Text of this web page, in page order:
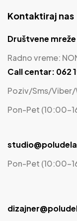
Kontaktiraj nas
Društvene mreže
Radno vreme:
Call centar: 062
Poziv/Sms/
Pon-Pet (10:00-
Pon-Pet (10:00-